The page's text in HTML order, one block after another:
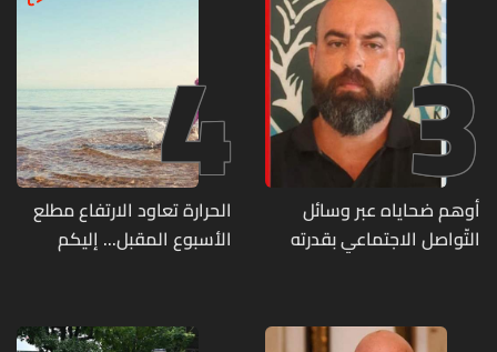
3
أوهم ضحاياه عبر وسائل
التّواصل الاجتماعي بقدرته
وقع ضحيّة أعماله؟
4
الحرارة تعاود الارتفاع مطلع
الأسبوع المقبل... إليكم